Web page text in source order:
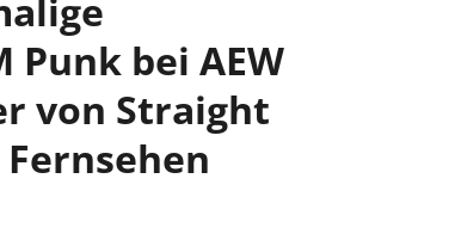
bei AEW
von Straight